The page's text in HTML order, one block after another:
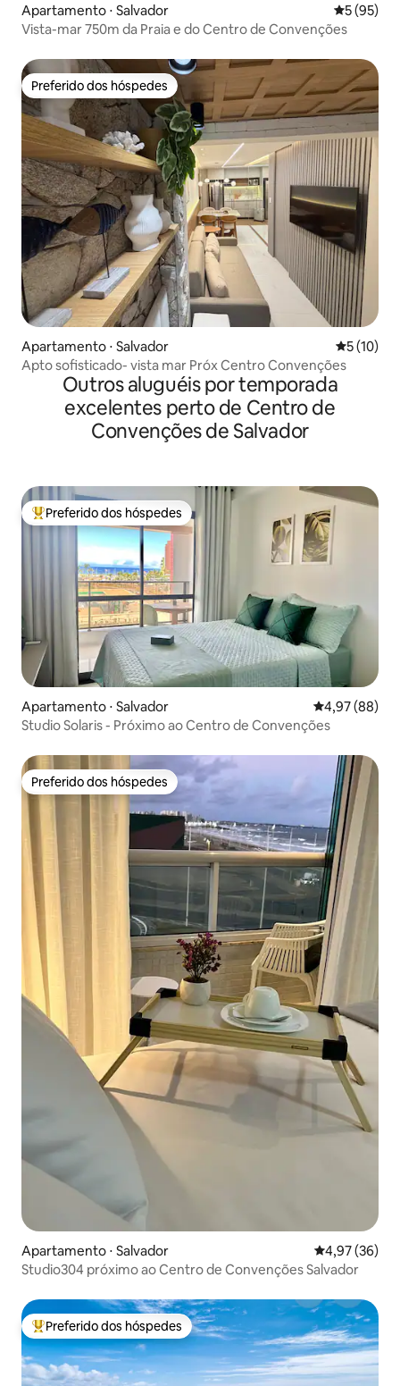
Apartamento ⋅ Salvador 5 de uma
5 (95)
Vista-mar 750m da Praia e do Centro de Convenções
Preferido dos hóspedes
Preferido dos hóspedes
Apartamento ⋅ Salvador 5 de uma
5 (10)
Apto sofisticado- vista mar Próx Centro Convenções
Outros aluguéis por temporada
excelentes perto de Centro de
Convenções de Salvador
Entre os melhores preferidos dos hóspedes
Preferido dos hóspedes
Apartamento ⋅ Salvador 4,97 de uma
4,97 (88)
Studio Solaris - Próximo ao Centro de Convenções
Preferido dos hóspedes
Preferido dos hóspedes
Apartamento ⋅ Salvador 4,97 de uma
4,97 (36)
Studio304 próximo ao Centro de Convenções Salvador
Entre os melhores preferidos dos hóspedes
Preferido dos hóspedes